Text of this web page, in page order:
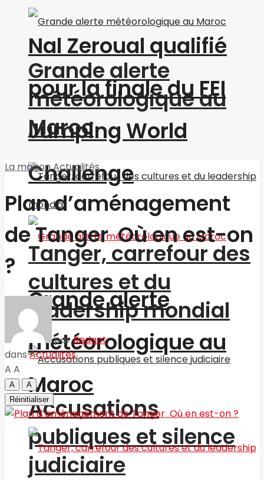
Grande alerte
météorologique au
Maroc
Tanger, carrefour des
cultures et du
leadership mondial
Accusations
publiques et silence
judiciaire
Nal Zeroual qualifié
pour la finale du FEI
Jumping World
Challenge
Grande alerte
météorologique au
Maroc
La maisonActualités
Plan d’aménagement
de Tanger Où en est-on
?
parRedact
dans Actualités
A A
A
A
Réinitialiser